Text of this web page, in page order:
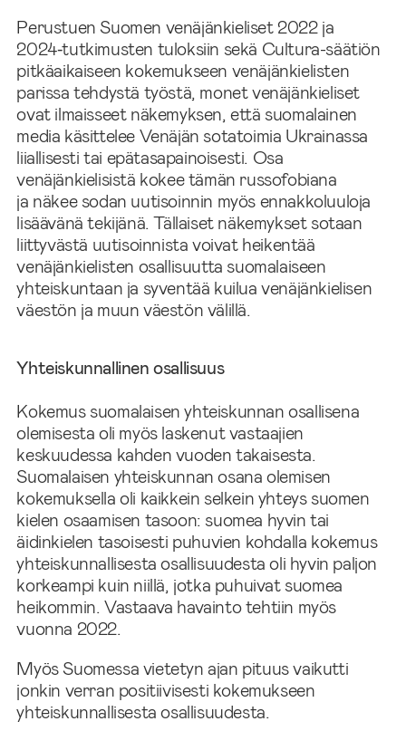
Perustuen Suomen venäjänkieliset 2022 ja
2024‑tutkimusten tuloksiin sekä Cultura-säätiön
pitkäaikaiseen kokemukseen venäjänkielisten
parissa tehdystä työstä, monet venäjänkieliset
ovat ilmaisseet näkemyksen, että suomalainen
media käsittelee Venäjän sotatoimia Ukrainassa
liiallisesti tai epätasapainoisesti. Osa
venäjänkielisistä kokee tämän russofobiana
ja näkee sodan uutisoinnin myös ennakkoluuloja
lisäävänä tekijänä. Tällaiset näkemykset sotaan
liittyvästä uutisoinnista voivat heikentää
venäjänkielisten osallisuutta suomalaiseen
yhteiskuntaan ja syventää kuilua venäjänkielisen
väestön ja muun väestön välillä.
Yhteiskunnallinen osallisuus
Kokemus suomalaisen yhteiskunnan osallisena
olemisesta oli myös laskenut vastaajien
keskuudessa kahden vuoden takaisesta.
Suomalaisen yhteiskunnan osana olemisen
kokemuksella oli kaikkein selkein yhteys suomen
kielen osaamisen tasoon: suomea hyvin tai
äidinkielen tasoisesti puhuvien kohdalla kokemus
yhteiskunnallisesta osallisuudesta oli hyvin paljon
korkeampi kuin niillä, jotka puhuivat suomea
heikommin. Vastaava havainto tehtiin myös
vuonna 2022.
Myös Suomessa vietetyn ajan pituus vaikutti
jonkin verran positiivisesti kokemukseen
yhteiskunnallisesta osallisuudesta.